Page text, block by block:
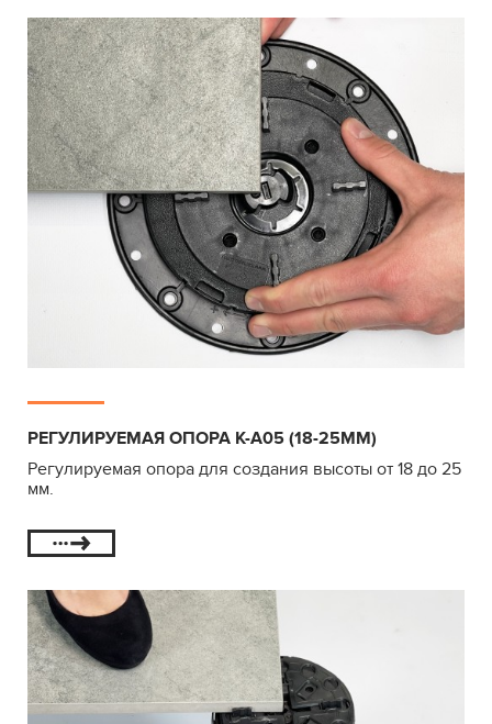
РЕГУЛИРУЕМАЯ ОПОРА К-А05 (18-25ММ)
Регулируемая опора для создания высоты от 18 до 25
мм.